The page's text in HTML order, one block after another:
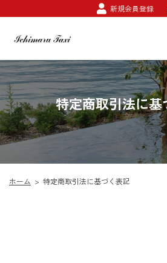
新規会員登録
特定商取引法に基
ホーム > 特定商取引法に基づく表記